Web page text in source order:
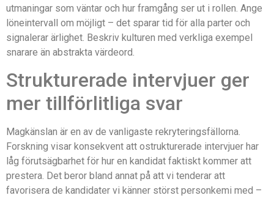
utmaningar som väntar och hur framgång ser ut i rollen. Ange
löneintervall om möjligt – det sparar tid för alla parter och
signalerar ärlighet. Beskriv kulturen med verkliga exempel
snarare än abstrakta värdeord.
Strukturerade intervjuer ger
mer tillförlitliga svar
Magkänslan är en av de vanligaste rekryteringsfällorna.
Forskning visar konsekvent att ostrukturerade intervjuer har
låg förutsägbarhet för hur en kandidat faktiskt kommer att
prestera. Det beror bland annat på att vi tenderar att
favorisera de kandidater vi känner störst personkemi med –